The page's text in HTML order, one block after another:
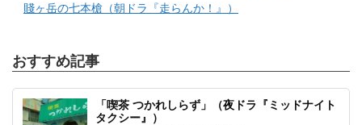
賤ヶ岳の七本槍（朝ドラ『走らんか！』）
おすすめ記事
「喫茶 つかれしらず」（夜ドラ『ミッドナイト
タクシー』）